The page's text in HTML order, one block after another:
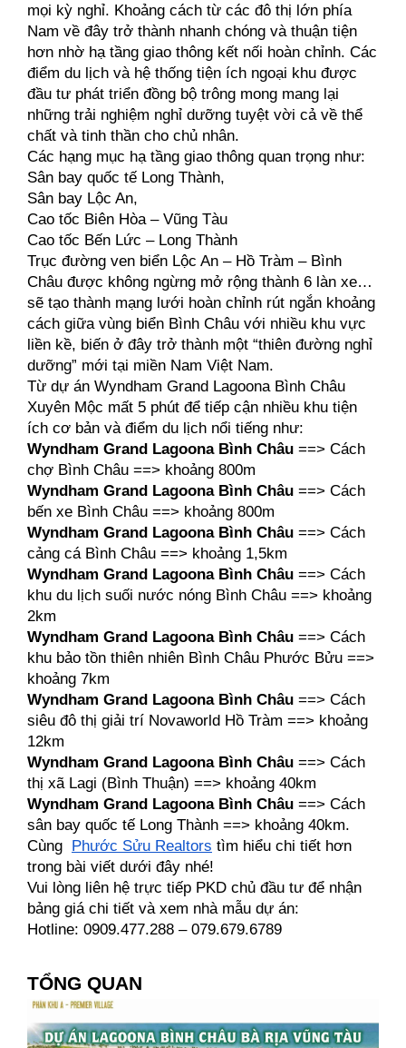
mọi kỳ nghỉ. Khoảng cách từ các đô thị lớn phía
Nam về đây trở thành nhanh chóng và thuận tiện
hơn nhờ hạ tầng giao thông kết nối hoàn chỉnh. Các
điểm du lịch và hệ thống tiện ích ngoại khu được
đầu tư phát triển đồng bộ trông mong mang lại
những trải nghiệm nghỉ dưỡng tuyệt vời cả về thể
chất và tinh thần cho chủ nhân.
Các hạng mục hạ tầng giao thông quan trọng như:
Sân bay quốc tế Long Thành,
Sân bay Lộc An,
Cao tốc Biên Hòa – Vũng Tàu
Cao tốc Bến Lức – Long Thành
Trục đường ven biển Lộc An – Hồ Tràm – Bình
Châu được không ngừng mở rộng thành 6 làn xe…
sẽ tạo thành mạng lưới hoàn chỉnh rút ngắn khoảng
cách giữa vùng biển Bình Châu với nhiều khu vực
liền kề, biến ở đây trở thành một “thiên đường nghỉ
dưỡng” mới tại miền Nam Việt Nam.
Từ dự án Wyndham Grand Lagoona Bình Châu
Xuyên Mộc mất 5 phút để tiếp cận nhiều khu tiện
ích cơ bản và điểm du lịch nổi tiếng như:
Wyndham Grand Lagoona Bình Châu ==> Cách
chợ Bình Châu ==> khoảng 800m
Wyndham Grand Lagoona Bình Châu ==> Cách
bến xe Bình Châu ==> khoảng 800m
Wyndham Grand Lagoona Bình Châu ==> Cách
cảng cá Bình Châu ==> khoảng 1,5km
Wyndham Grand Lagoona Bình Châu ==> Cách
khu du lịch suối nước nóng Bình Châu ==> khoảng
2km
Wyndham Grand Lagoona Bình Châu ==> Cách
khu bảo tồn thiên nhiên Bình Châu Phước Bửu ==>
khoảng 7km
Wyndham Grand Lagoona Bình Châu ==> Cách
siêu đô thị giải trí Novaworld Hồ Tràm ==> khoảng
12km
Wyndham Grand Lagoona Bình Châu ==> Cách
thị xã Lagi (Bình Thuận) ==> khoảng 40km
Wyndham Grand Lagoona Bình Châu ==> Cách
sân bay quốc tế Long Thành ==> khoảng 40km.
Cùng Phước Sửu Realtors tìm hiểu chi tiết hơn
trong bài viết dưới đây nhé!
Vui lòng liên hệ trực tiếp PKD chủ đầu tư để nhận
bảng giá chi tiết và xem nhà mẫu dự án:
Hotline: 0909.477.288 – 079.679.6789
TỔNG QUAN